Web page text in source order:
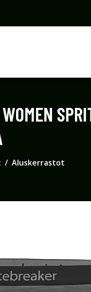
Aluskerrastot